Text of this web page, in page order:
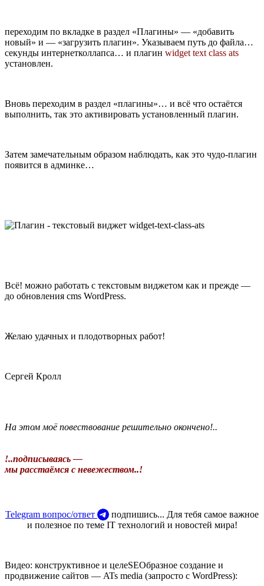
переходим по вкладке в раздел «Плагины» — «добавить
новый» и — «загрузить плагин». Указываем путь до файла…
секунды интернетколлапса… и плагин widget text class ats
установлен.
Вновь переходим в раздел «плагины»… и всё что остаётся
выполнить, так это активировать установленный плагин.
Затем замечательным образом наблюдать, как это чудо-плагин
появится в админке…
Всё! можно работать с текстовым виджетом как и прежде —
до обновления cms WordPress.
Желаю удачных и плодотворных работ!
Сергей Кролл
На этом моё повествование решительно окончено!..
!..подписываясь —
мы расстаёмся с невежеством..!
Telegram вопрос/ответ
подпишись... Для тебя самое важное
и полезное по теме IT технологий и новостей мира!
Видео: конструктивное и целеSEOбразное создание и
продвижение сайтов — ATs media (запросто с WordPress):